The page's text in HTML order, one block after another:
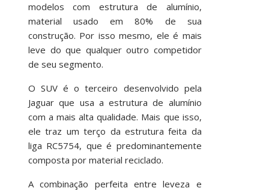
modelos com estrutura de alumínio,
material usado em 80% de sua
construção. Por isso mesmo, ele é mais
leve do que qualquer outro competidor
de seu segmento.
O SUV é o terceiro desenvolvido pela
Jaguar que usa a estrutura de alumínio
com a mais alta qualidade. Mais que isso,
ele traz um terço da estrutura feita da
liga RC5754, que é predominantemente
composta por material reciclado.
A combinação perfeita entre leveza e